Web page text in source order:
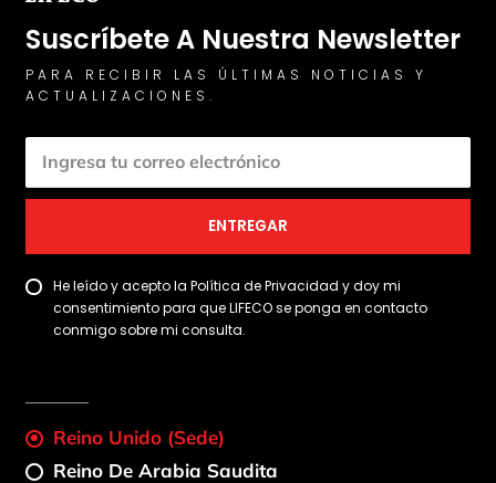
Suscríbete A Nuestra Newsletter
PARA RECIBIR LAS ÚLTIMAS NOTICIAS Y
ACTUALIZACIONES.
ENTREGAR
He leído y acepto la Política de Privacidad y doy mi
consentimiento para que LIFECO se ponga en contacto
conmigo sobre mi consulta.
Reino Unido (sede)
Reino De Arabia Saudita